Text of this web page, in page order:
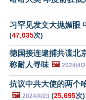
习罕见发文大抛媚眼
(47,035次)
德国接连逮捕共谍北
称耐人寻味 🖼️ 2024/4/
抗议中共大使的两个
🖼️ 2024/4/23 (25,695次)